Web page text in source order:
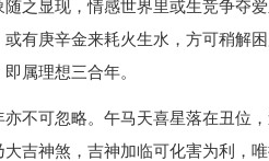
随之显现，情感世界里或生竞争夺
或有庚辛金来耗火生水，方可稍解
属理想三合年。
亦不可忽略。午马天喜星落在丑位
大吉神煞，吉神加临可化害为利，